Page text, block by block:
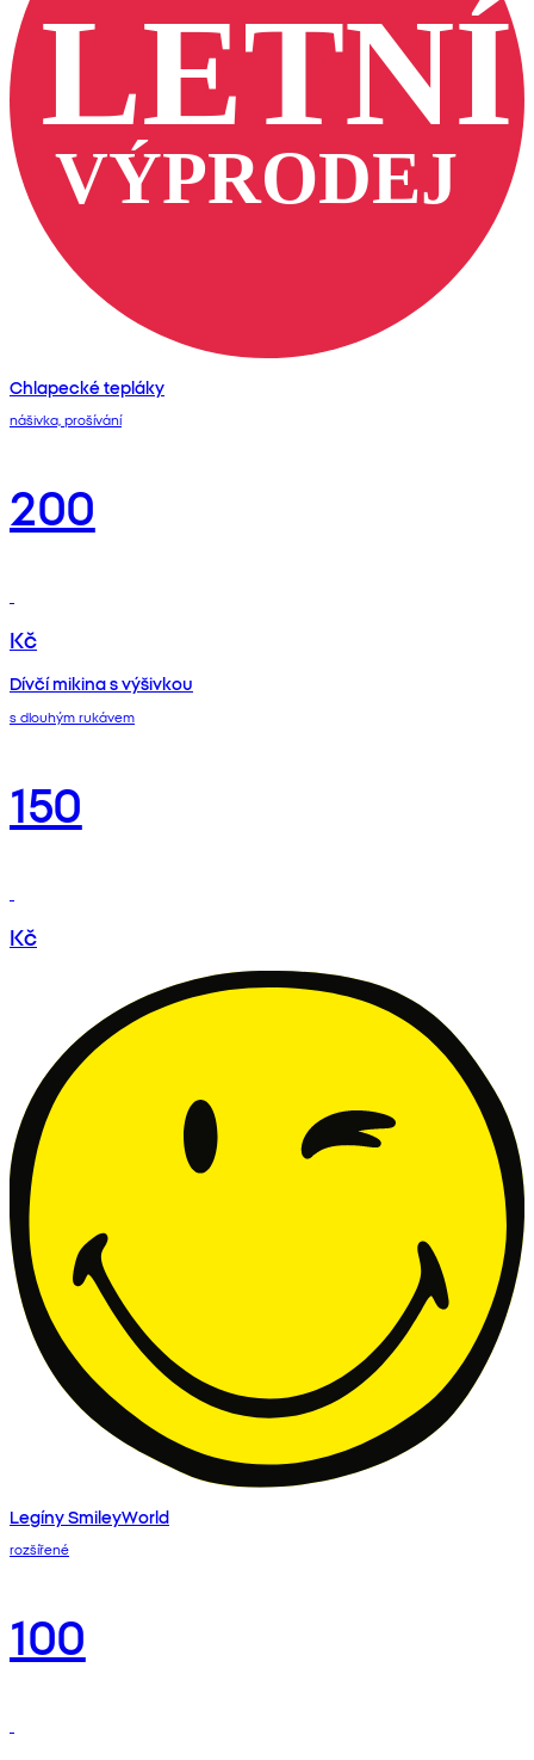
Chlapecké tepláky
nášivka, prošívání
200
Kč
Dívčí mikina s výšivkou
s dlouhým rukávem
150
Kč
Legíny SmileyWorld
rozšířené
100